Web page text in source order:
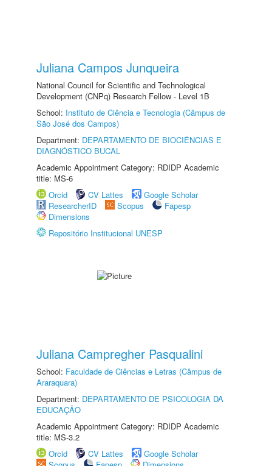
Juliana Campos Junqueira
National Council for Scientific and Technological
Development (CNPq) Research Fellow - Level 1B
School: Instituto de Ciência e Tecnologia (Câmpus de
São José dos Campos)
Department: DEPARTAMENTO DE BIOCIÊNCIAS E
DIAGNÓSTICO BUCAL
Academic Appointment Category: RDIDP Academic
title: MS-6
Orcid
CV Lattes
Google Scholar
ResearcherID
Scopus
Fapesp
Dimensions
Repositório Institucional UNESP
Juliana Campregher Pasqualini
School: Faculdade de Ciências e Letras (Câmpus de
Araraquara)
Department: DEPARTAMENTO DE PSICOLOGIA DA
EDUCAÇÃO
Academic Appointment Category: RDIDP Academic
title: MS-3.2
Orcid
CV Lattes
Google Scholar